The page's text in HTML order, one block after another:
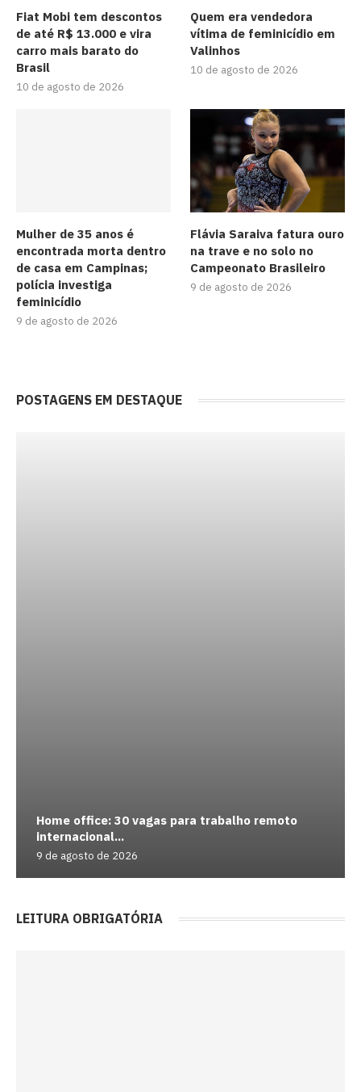
Fiat Mobi tem descontos
de até R$ 13.000 e vira
carro mais barato do
Brasil
10 de agosto de 2026
Quem era vendedora
vítima de feminicídio em
Valinhos
10 de agosto de 2026
Mulher de 35 anos é
encontrada morta dentro
de casa em Campinas;
polícia investiga
feminicídio
9 de agosto de 2026
Flávia Saraiva fatura ouro
na trave e no solo no
Campeonato Brasileiro
9 de agosto de 2026
POSTAGENS EM DESTAQUE
Home office: 30 vagas para trabalho remoto
internacional...
9 de agosto de 2026
LEITURA OBRIGATÓRIA